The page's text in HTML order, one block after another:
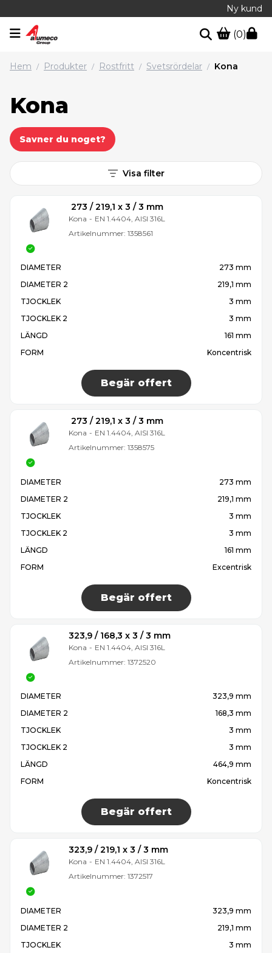
Ny kund
(0)
Hem / Produkter / Rostfritt / Svetsrördelar / Kona
Kona
Savner du noget?
Visa filter
273 / 219,1 x 3 / 3 mm
Kona - EN 1.4404, AISI 316L
Artikelnummer: 1358561
DIAMETER
273 mm
DIAMETER 2
219,1 mm
TJOCKLEK
3 mm
TJOCKLEK 2
3 mm
LÄNGD
161 mm
FORM
Koncentrisk
Begär offert
273 / 219,1 x 3 / 3 mm
Kona - EN 1.4404, AISI 316L
Artikelnummer: 1358575
DIAMETER
273 mm
DIAMETER 2
219,1 mm
TJOCKLEK
3 mm
TJOCKLEK 2
3 mm
LÄNGD
161 mm
FORM
Excentrisk
Begär offert
323,9 / 168,3 x 3 / 3 mm
Kona - EN 1.4404, AISI 316L
Artikelnummer: 1372520
DIAMETER
323,9 mm
DIAMETER 2
168,3 mm
TJOCKLEK
3 mm
TJOCKLEK 2
3 mm
LÄNGD
464,9 mm
FORM
Koncentrisk
Begär offert
323,9 / 219,1 x 3 / 3 mm
Kona - EN 1.4404, AISI 316L
Artikelnummer: 1372517
DIAMETER
323,9 mm
DIAMETER 2
219,1 mm
TJOCKLEK
3 mm